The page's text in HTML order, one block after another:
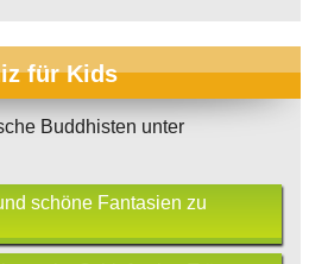
für Kids
Buddhisten unter
schöne Fantasien zu